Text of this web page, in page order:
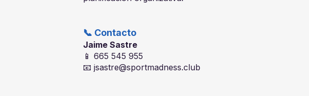
📞 Contacto
Jaime Sastre
📱 665 545 955
📧 jsastre@sportmadness.club